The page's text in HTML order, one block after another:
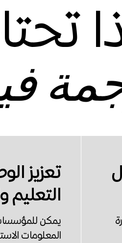
تعزيز
التعليم
يمكن
المعلومات